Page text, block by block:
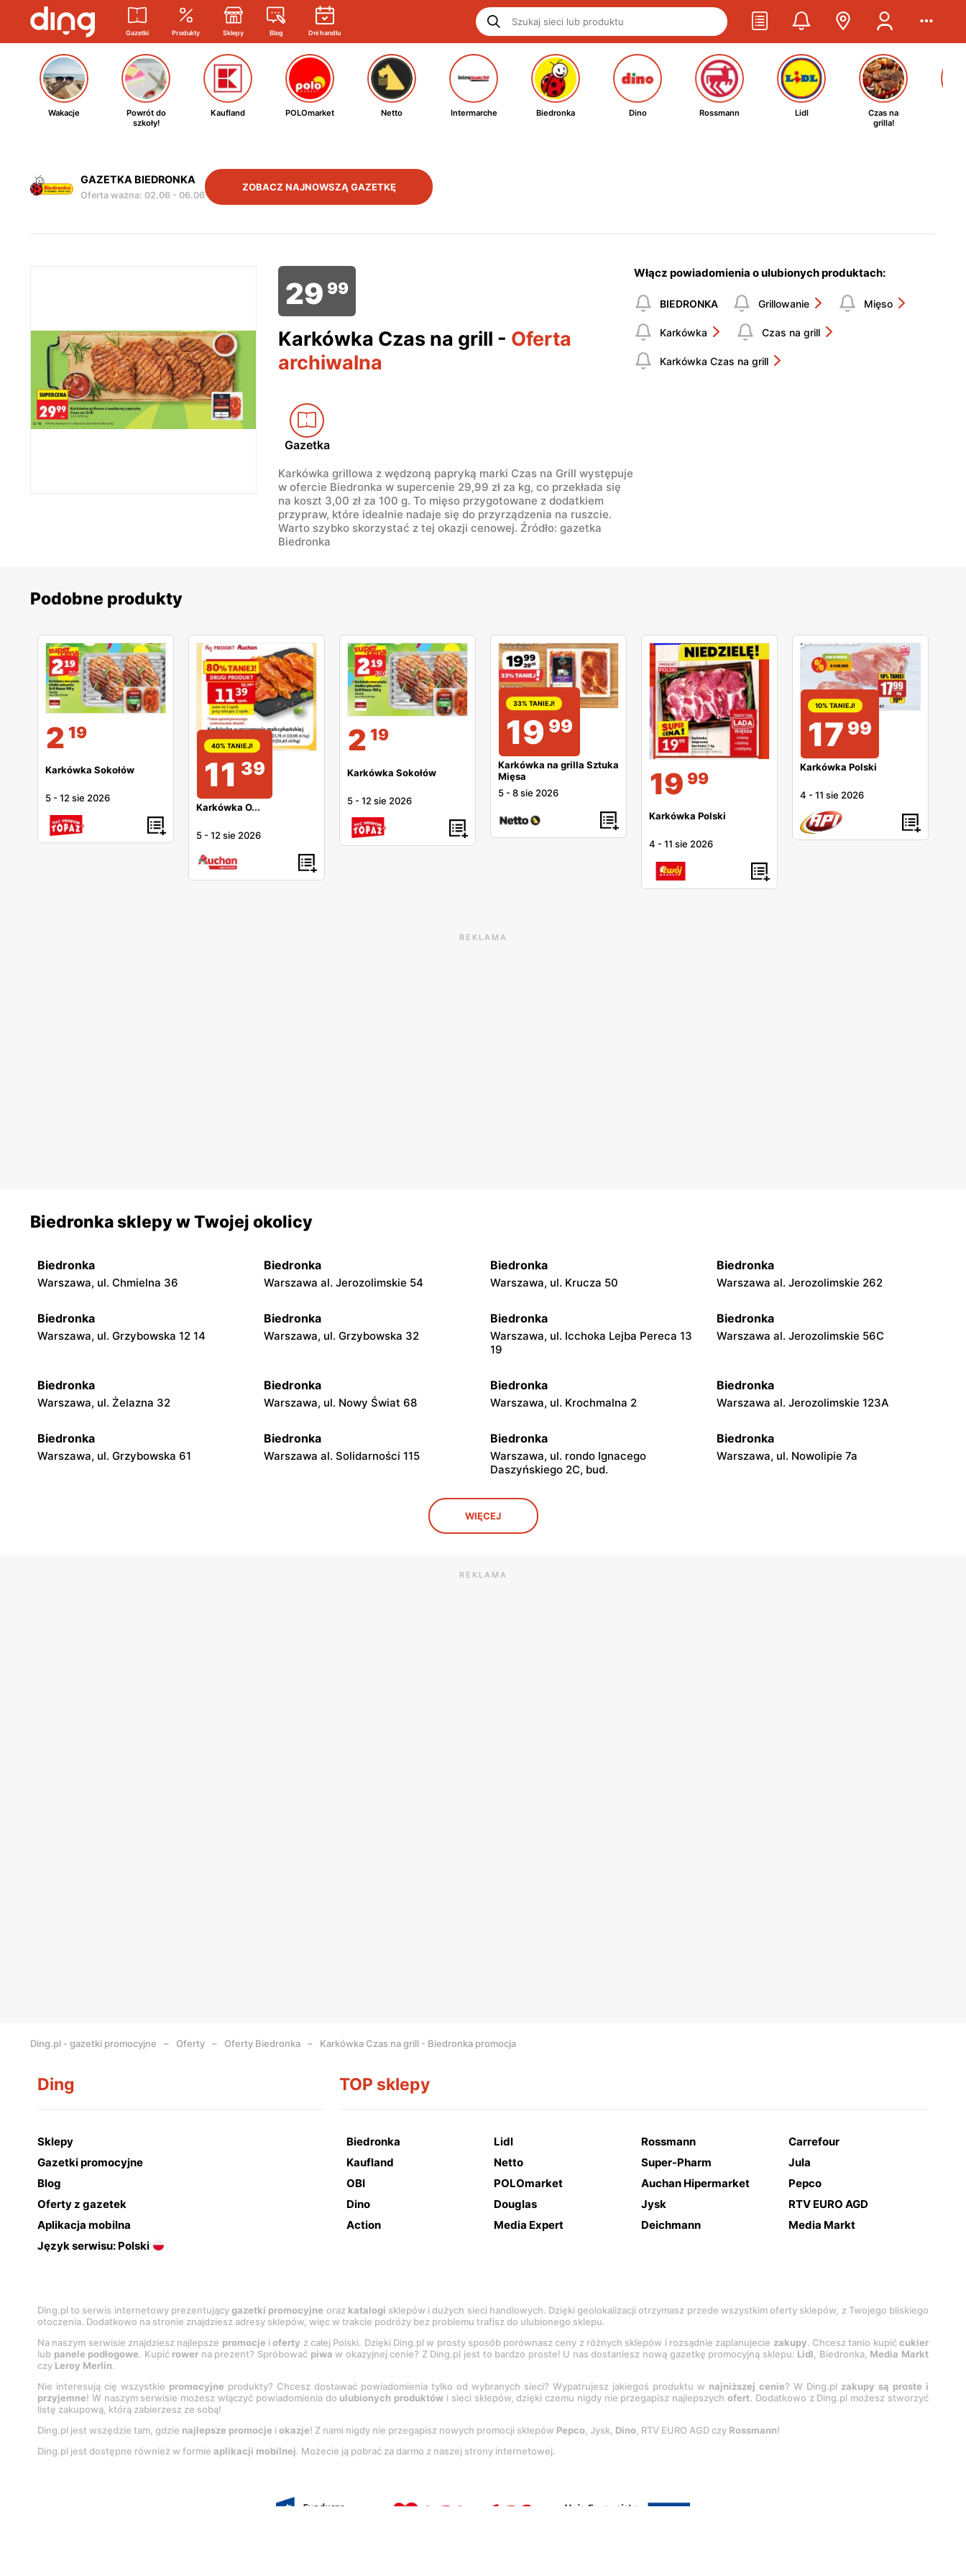
Gazetki Produkty Sklepy Blog Dni handlu
Wakacje
Powrót do
szkoły!
Kaufland POLOmarket Netto Intermarche Biedronka Dino Rossmann Lidl
Czas na
grilla!
GAZETKA BIEDRONKA
Oferta ważna: 02.06 - 06.06
ZOBACZ NAJNOWSZĄ GAZETKĘ
29 99
Karkówka Czas na grill - Oferta
archiwalna
Gazetka
Karkówka grillowa z wędzoną papryką marki Czas na Grill występuje
w ofercie Biedronka w supercenie 29,99 zł za kg, co przekłada się
na koszt 3,00 zł za 100 g. To mięso przygotowane z dodatkiem
przypraw, które idealnie nadaje się do przyrządzenia na ruszcie.
Warto szybko skorzystać z tej okazji cenowej. Źródło: gazetka
Biedronka
Włącz powiadomienia o ulubionych produktach:
BIEDRONKA Grillowanie Mięso
Karkówka Czas na grill
Karkówka Czas na grill
Podobne produkty
2 19
Karkówka Sokołów
5 -12 sie 2026
40% TANIEJ!
11 39
Karkówka O...
5 -12 sie 2026
2 19
Karkówka Sokołów
5 -12 sie 2026
33% TANIEJ!
19 99
Karkówka na grilla Sztuka
Mięsa
5 -8 sie 2026 19 99
Karkówka Polski
4 -11 sie 2026
10% TANIEJ!
17 99
Karkówka Polski
4 -11 sie 2026
REKLAMA
Biedronka sklepy w Twojej okolicy
Biedronka
Warszawa, ul. Chmielna 36
Biedronka
Warszawa al. Jerozolimskie 54
Biedronka
Warszawa, ul. Krucza 50
Biedronka
Warszawa al. Jerozolimskie 262
Biedronka
Warszawa, ul. Grzybowska 12 14
Biedronka
Warszawa, ul. Grzybowska 32
Biedronka
Warszawa, ul. Icchoka Lejba Pereca 13
19
Biedronka
Warszawa al. Jerozolimskie 56C
Biedronka
Warszawa, ul. Żelazna 32
Biedronka
Warszawa, ul. Nowy Świat 68
Biedronka
Warszawa, ul. Krochmalna 2
Biedronka
Warszawa al. Jerozolimskie 123A
Biedronka
Warszawa, ul. Grzybowska 61
Biedronka
Warszawa al. Solidarności 115
Biedronka
Warszawa, ul. rondo Ignacego
Daszyńskiego 2C, bud.
Biedronka
Warszawa, ul. Nowolipie 7a
Warszawa al. Solidarności 86 88
Biedronka
Warszawa, ul. Dobra 42
Biedronka
WIĘCEJ
REKLAMA
Ding.pl - gazetki promocyjne Oferty Oferty Biedronka Karkówka Czas na grill - Biedronka promocja
Ding
Sklepy
Gazetki promocyjne
Blog
Oferty z gazetek
Aplikacja mobilna
Język serwisu: Polski
TOP sklepy
Biedronka Lidl Rossmann
Carrefour
Kaufland
Netto Super-Pharm
Jula
OBI
POLOmarket Auchan Hipermarket
Pepco
Dino
Douglas Jysk
RTV EURO AGD
Action
Media Expert Deichmann Media Markt
Ding.pl to serwis internetowy prezentującygazetki promocyjne oraz katalogi sklepów i dużych sieci handlowych. Dzięki geolokalizacji otrzymasz przede wszystkim oferty sklepów, z Twojego bliskiego
otoczenia. Dodatkowo na stronie znajdziesz adresy sklepów, więc w trakcie podróży bez problemu trafisz do ulubionego sklepu.
Na naszym serwisie znajdziesz najlepsze promocje ioferty z całej Polski. Dzięki Ding.pl w prosty sposób porównasz ceny z różnych sklepów i rozsądnie zaplanujecie zakupy. Chcesz tanio kupićcukier
lub panele podłogowe. Kupić rower na prezent? Spróbować piwa w okazyjnej cenie? Z Ding.pl jest to bardzo proste! U nas dostaniesz nową gazetkę promocyjną sklepu: Lidl, Biedronka, Media Markt
czy Leroy Merlin.
Nie interesują cię wszystkie promocyjne produkty? Chcesz dostawać powiadomienia tylko od wybranych sieci? Wypatrujesz jakiegoś produktu w najniższej cenie? W Ding.pl zakupy są proste i
przyjemne! W naszym serwisie możesz włączyć powiadomienia do ulubionych produktów i sieci sklepów, dzięki czemu nigdy nie przegapisz najlepszychofert. Dodatkowo z Ding.pl możesz stworzyć
listę zakupową, którą zabierzesz ze sobą!
Ding.pl jest wszędzie tam, gdzie najlepsze promocje i okazje! Z nami nigdy nie przegapisz nowych promocji sklepów Pepco, Jysk, Dino, RTV EURO AGD czy Rossmann!
Ding.pl jest dostępne również w formie aplikacji mobilnej. Możecie ją pobrać za darmo z naszej strony internetowej.